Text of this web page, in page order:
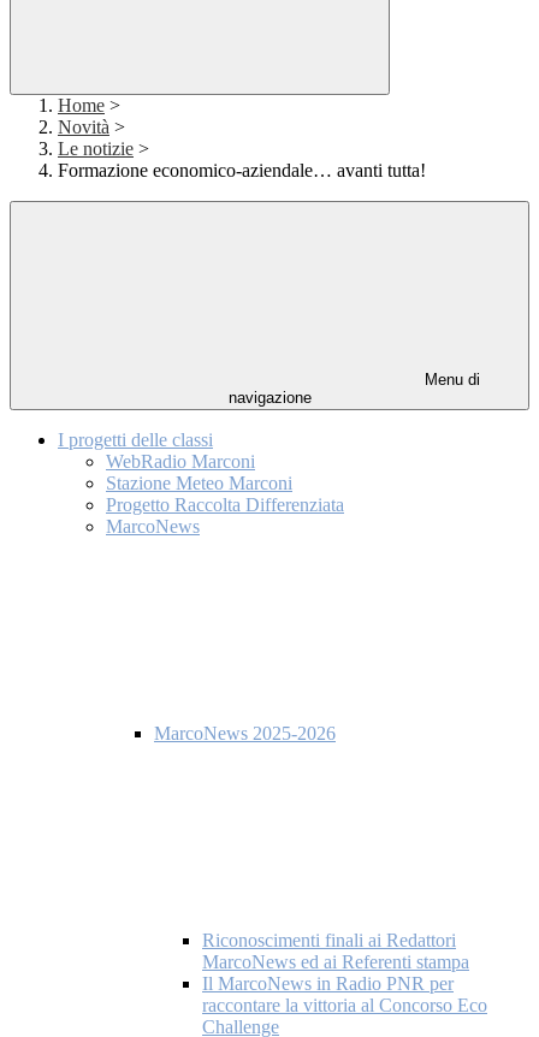
Home >
Novità >
Le notizie >
Formazione economico-aziendale… avanti tutta!
Menu di
navigazione
I progetti delle classi
WebRadio Marconi
Stazione Meteo Marconi
Progetto Raccolta Differenziata
MarcoNews
MarcoNews 2025-2026
Riconoscimenti finali ai Redattori
MarcoNews ed ai Referenti stampa
Il MarcoNews in Radio PNR per
raccontare la vittoria al Concorso Eco
Challenge